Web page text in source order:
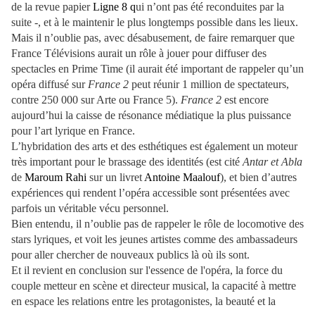
de la revue papierLigne 8 qui n’ont pas été reconduites par la
suite -, et à le maintenir le plus longtemps possible dans les lieux.
Mais il n’oublie pas, avec désabusement, de faire remarquer que
France Télévisions aurait un rôle à jouer pour diffuser des
spectacles en Prime Time (il aurait été important de rappeler qu’un
opéra diffusé sur France 2 peut réunir 1 million de spectateurs,
contre 250 000 sur Arte ou France 5). France 2 est encore
aujourd’hui la caisse de résonance médiatique la plus puissance
pour l’art lyrique en France.
L’hybridation des arts et des esthétiques est également un moteur
très important pour le brassage des identités (est cité Antar et Abla
de Maroum Rahi sur un livret Antoine Maalouf), et bien d’autres
expériences qui rendent l’opéra accessible sont présentées avec
parfois un véritable vécu personnel.
Bien entendu, il n’oublie pas de rappeler le rôle de locomotive des
stars lyriques, et voit les jeunes artistes comme des ambassadeurs
pour aller chercher de nouveaux publics là où ils sont.
Et il revient en conclusion sur l'essence de l'opéra, la force du
couple metteur en scène et directeur musical, la capacité à mettre
en espace les relations entre les protagonistes, la beauté et la